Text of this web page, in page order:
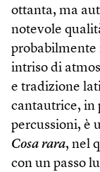
ottanta, ma
notevole
probabilmente
intriso di
e tradizione
cantautrice, in
percussioni, è
Cosa rara, nel
con un passo